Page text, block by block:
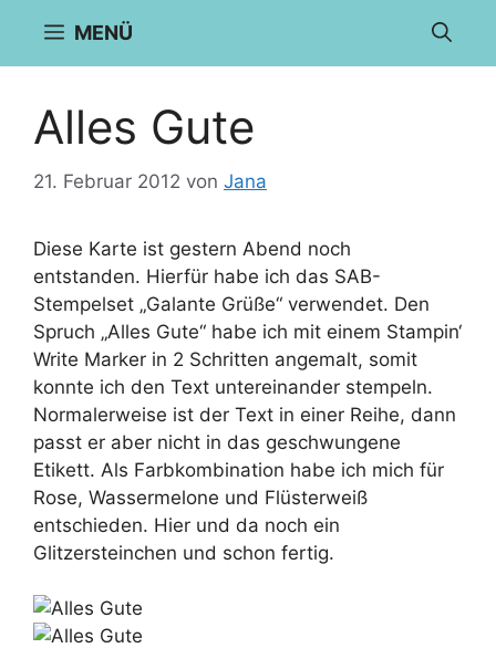
Inhalt
springen
MENÜ
Alles Gute
21. Februar 2012 von Jana
Diese Karte ist gestern Abend noch
entstanden. Hierfür habe ich das SAB-
Stempelset „Galante Grüße“ verwendet. Den
Spruch „Alles Gute“ habe ich mit einem Stampin‘
Write Marker in 2 Schritten angemalt, somit
konnte ich den Text untereinander stempeln.
Normalerweise ist der Text in einer Reihe, dann
passt er aber nicht in das geschwungene
Etikett. Als Farbkombination habe ich mich für
Rose, Wassermelone und Flüsterweiß
entschieden. Hier und da noch ein
Glitzersteinchen und schon fertig.